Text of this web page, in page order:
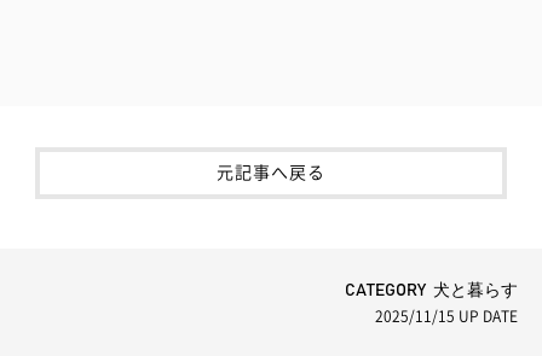
元記事へ戻る
CATEGORY 犬と暮らす
2025/11/15 UP DATE